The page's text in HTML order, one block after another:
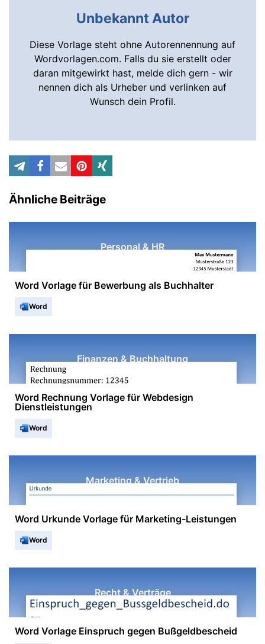
Unbekannt Autor
Diese Vorlage steht ohne Autorennennung auf
Wordvorlagen.com. Falls du sie erstellt oder
daran mitgewirkt hast, melde dich gern - wir
nennen dich als Urheber und verlinken auf
Wunsch dein Profil.
Ähnliche Beiträge
Personal & HR
Word Vorlage für Bewerbung als Buchhalter
Word
Finanzen & Buchhaltung
Word Rechnung Vorlage für Webdesign
Dienstleistungen
Word
Marketing & Vertrieb
Word Urkunde Vorlage für Marketing-Leistungen
Word
Recht & Verträge
Word Vorlage Einspruch gegen Bußgeldbescheid